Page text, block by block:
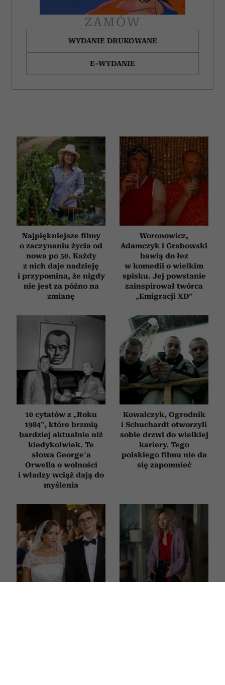
ZAMÓW
WYDANIE DRUKOWANE
E-WYDANIE
Najpiękniejsze filmy
o zaczynaniu życia od
nowa po 50. Każdy
z nich daje nadzieję
i przypomina, że nigdy
nie jest za późno na
zmianę
Woronowicz,
Adamczyk i Grabowski
bawią do łez
w komedii o wielkim
spisku. Jej powstanie
zainspirował twórca
„Emigracji XD”
10 cytatów z „Roku
1984”, które brzmią
bardziej aktualnie niż
kiedykolwiek. Te
słowa George’a
Orwella o wolności
i władzy wciąż dają do
myślenia
Kowalczyk, Ogrodnik
i Schuchardt otworzyli
sobie drzwi do wielkiej
kariery. Tego
polskiego filmu nie da
się zapomnieć